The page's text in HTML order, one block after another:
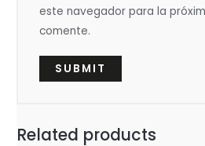
este navegador para la
comente.
Related products